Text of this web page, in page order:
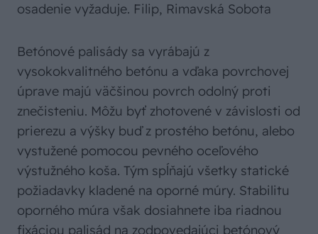
osadenie vyžaduje. Filip, Rimavská Sobota
Betónové palisády sa vyrábajú z
vysokokvalitného betónu a vďaka povrchovej
úprave majú väčšinou povrch odolný proti
znečisteniu. Môžu byť zhotovené v závislosti od
prierezu a výšky buď z prostého betónu, alebo
vystužené pomocou pevného oceľového
výstužného koša. Tým spĺňajú všetky statické
požiadavky kladené na oporné múry. Stabilitu
oporného múra však dosiahnete iba riadnou
fixáciou palisád na zodpovedajúci betónový